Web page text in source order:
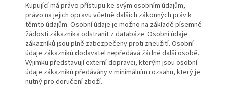
Kupující má právo přístupu ke svým osobním údajům,
právo na jejich opravu včetně dalších zákonných práv k
těmto údajům. Osobní údaje je možno na základě písemné
žádosti zákazníka odstranit z databáze. Osobní údaje
zákazníků jsou plně zabezpečeny proti zneužití. Osobní
údaje zákazníků dodavatel nepředává žádné další osobě.
Výjimku představují externí dopravci, kterým jsou osobní
údaje zákazníků předávány v minimálním rozsahu, který je
nutný pro doručení zboží.